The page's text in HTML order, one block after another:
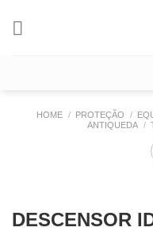
HOME / PROTEÇÃO /
ANTIQUEDA /
DESCENSOR